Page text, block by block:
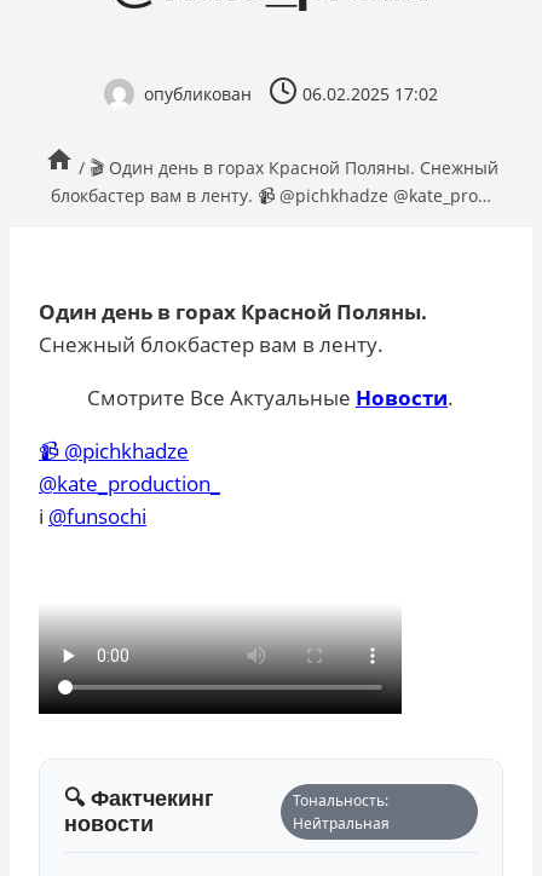
опубликован 06.02.2025 17:02
/ 🎬 Один день в горах Красной Поляны. Снежный
блокбастер вам в ленту. 📹 @pichkhadze @kate_pro…
Один день в горах Красной Поляны.
Снежный блокбастер вам в ленту.
Смотрите Все Актуальные Новости.
📹 @pichkhadze
@kate_production_
ℹ️ @funsochi
🔍 Фактчекинг
новости
Тональность:
Нейтральная